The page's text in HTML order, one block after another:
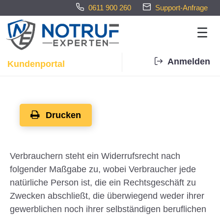
0611 900 260 Support-Anfrage
Kundenportal Anmelden
Widerrufsbelehrung -
Drucken
Verbrauchern steht ein Widerrufsrecht nach
folgender Maßgabe zu, wobei Verbraucher jede
natürliche Person ist, die ein Rechtsgeschäft zu
Zwecken abschließt, die überwiegend weder ihrer
gewerblichen noch ihrer selbständigen beruflichen